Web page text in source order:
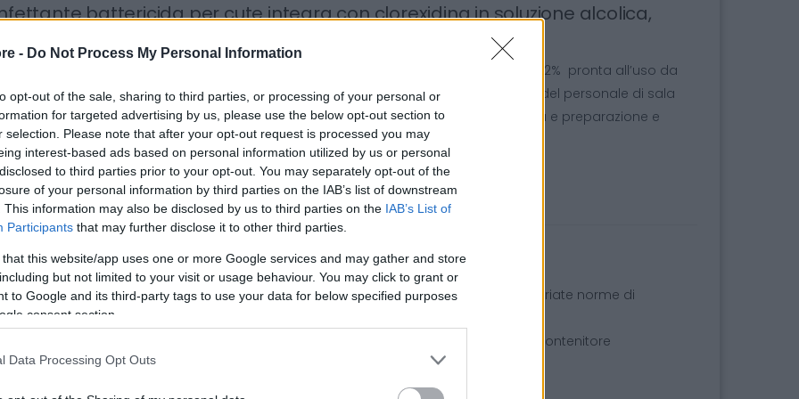
- Do Not Process My Personal Information
opt-out of the sale, sharing to third parties, or processing of your personal or
for targeted advertising by us, please use the below opt-out section to
selection. Please note that after your opt-out request is processed you may
interest-based ads based on personal information utilized by us or personal
to third parties prior to your opt-out. You may separately opt-out of the
of your personal information by third parties on the IAB’s list of downstream
This information may also be disclosed by us to third parties on the IAB’s List of
Participants that may further disclose it to other third parties.
that this website/app uses one or more Google services and may gather and store
but not limited to your visit or usage behaviour. You may click to grant or
to Google and its third-party tags to use your data for below specified purposes
consent section.
Data Processing Opt Outs
battericida per cute integra con clorexidina in soluzione alcolica,
CHLO ALCOLICO - flacone da 1000 ml - PHARMAFIORE
CHLO ALCOLICO è una soluzione idroalcolica a base di clorexidina digluconato al 2% pronta all’uso da
per la disinfezione delle mani e della cute; indicato per la disinfezione delle mani del personale di sala
e del personale sanitario in genere; disinfezione della cute nella terapia iniettiva e preparazione e
del campo operatorio
Medico-Chirurgico Reg. n. 21201 del Ministero della Salute
uso ospedaliero. Il prodotto va maneggiato da personale specializzato, con appropriate norme di
impiegare contemporaneamente saponi o tensioattivi anionici - Non disperdere il contenitore
dopo l’uso. Conservare fuori dalla portata dei bambini.